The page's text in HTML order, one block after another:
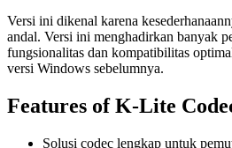
Versi ini dikenal karena
andal. Versi ini menghadirkan banyak
fungsionalitas dan kompatibilitas
versi Windows sebelumnya.
Features of K-Lite
Solusi codec lengkap untuk